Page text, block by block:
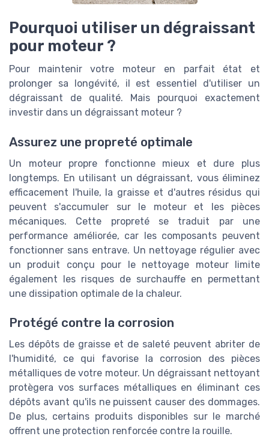
Pourquoi utiliser un dégraissant
pour moteur ?
Pour maintenir votre moteur en parfait état et
prolonger sa longévité, il est essentiel d'utiliser un
dégraissant de qualité. Mais pourquoi exactement
investir dans un dégraissant moteur ?
Assurez une propreté optimale
Un moteur propre fonctionne mieux et dure plus
longtemps. En utilisant un dégraissant, vous éliminez
efficacement l'huile, la graisse et d'autres résidus qui
peuvent s'accumuler sur le moteur et les pièces
mécaniques. Cette propreté se traduit par une
performance améliorée, car les composants peuvent
fonctionner sans entrave. Un nettoyage régulier avec
un produit conçu pour le nettoyage moteur limite
également les risques de surchauffe en permettant
une dissipation optimale de la chaleur.
Protégé contre la corrosion
Les dépôts de graisse et de saleté peuvent abriter de
l'humidité, ce qui favorise la corrosion des pièces
métalliques de votre moteur. Un dégraissant nettoyant
protègera vos surfaces métalliques en éliminant ces
dépôts avant qu'ils ne puissent causer des dommages.
De plus, certains produits disponibles sur le marché
offrent une protection renforcée contre la rouille.